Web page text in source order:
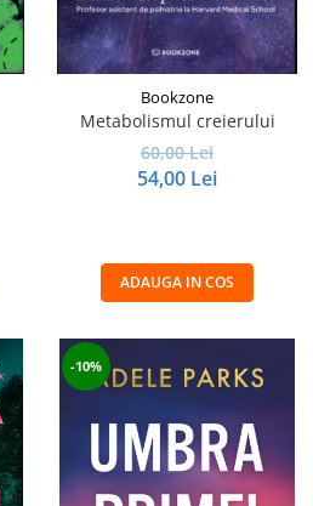
Bookzone
Metabolismul creierului
60,00 Lei
54,00 Lei
ADAUGA IN COS
-10%